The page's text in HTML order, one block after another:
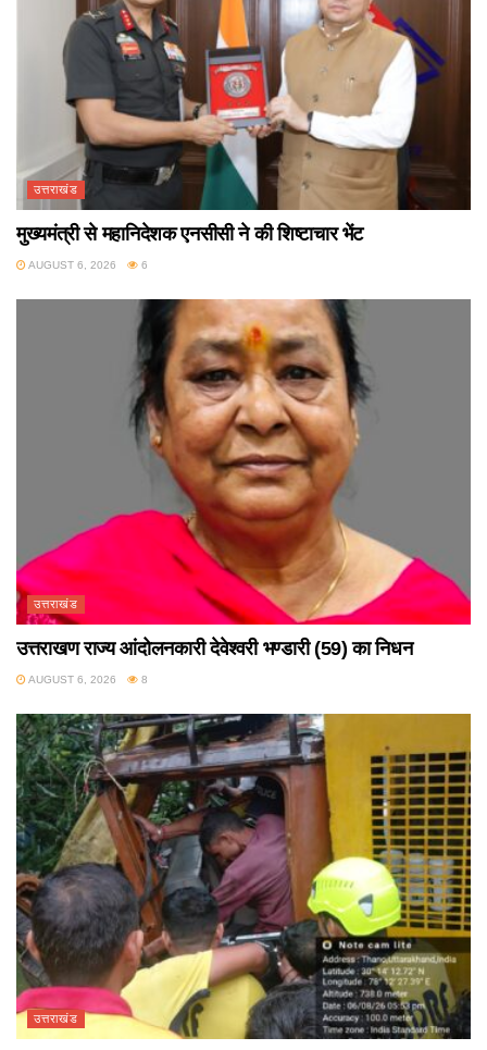
उत्तराखंड
मुख्यमंत्री से महानिदेशक एनसीसी ने की शिष्टाचार भेंट
AUGUST 6, 2026 6
उत्तराखंड
उत्तराखण राज्य आंदोलनकारी देवेश्वरी भण्डारी (59) का निधन
AUGUST 6, 2026 8
उत्तराखंड